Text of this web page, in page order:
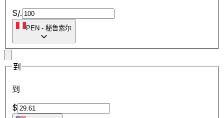
S/.
PEN - 秘鲁索尔
到
到
$